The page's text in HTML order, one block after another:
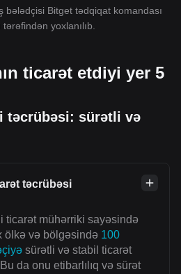
bələdçisi Bitget tədqiqat komandası
yoxlanılıb.
ticarət etdiyi yer 5
təcrübəsi: sürətli və
təcrübəsi
ticarət mühərriki sayəsində
ölkə və bölgəsində 100
sürətli və stabil ticarət
da onu etibarlılıq və sürət